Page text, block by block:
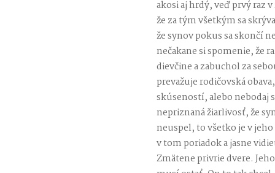
akosi aj hrdý, veď prvý raz
že za tým všetkým sa
že synov pokus sa skončí
nečakane si spomenie, že
dievčine a zabuchol za
prevažuje rodičovská
skúseností, alebo nebodaj
nepriznaná žiarlivosť, že
neuspel, to všetko je v
v tom poriadok a jasne
Zmätene privrie dvere.